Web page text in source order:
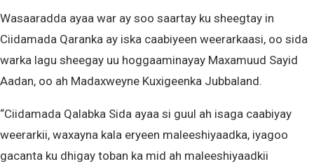
Wasaaradda ayaa war ay soo saartay ku sheegtay in
Ciidamada Qaranka ay iska caabiyeen weerarkaasi, oo sida
warka lagu sheegay uu hoggaaminayay Maxamuud Sayid
Aadan, oo ah Madaxweyne Kuxigeenka Jubbaland.
“Ciidamada Qalabka Sida ayaa si guul ah isaga caabiyay
weerarkii, waxayna kala eryeen maleeshiyaadka, iyagoo
gacanta ku dhigay toban ka mid ah maleeshiyaadkii